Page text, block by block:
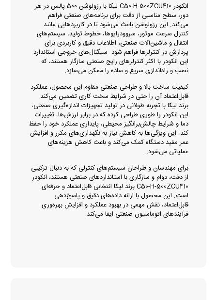
انکودر C50-H-500ZCU410 لیکا با رزولوشن 500 پالس در هر
دور، سطح مناسبی از دقت برای برنامه‌های صنعتی فراهم
می‌کند. این رزولوشن باعث می‌شود تا در کاربردهایی مانند
کنترل سرعت موتور، سروودرایوها، خطوط تولید، سیستم‌های
انتقال و ماشین‌آلات صنعتی، اطلاعات دقیق و کاربردی برای
پردازش در کنترلرها فراهم شود. سیگنال‌های خروجی استاندارد
این انکودر با اکثر کنترلرهای رایج صنعتی سازگار هستند، که
نصب و راه‌اندازی سریع و ساده را ممکن می‌سازد.
کیفیت ساخت بالا و طراحی صنعتی مقاوم این محصول، عملکرد
قابل‌اعتماد آن را حتی در شرایط سخت کاری تضمین می‌کند.
برند لیکا با تجربه طولانی در تولید تجهیزات اندازه‌گیری صنعتی،
این انکودر را طوری طراحی کرده که در برابر لرزش‌ها، تغییرات
دما و شرایط چالش‌برانگیز محیطی، پایداری عملکرد خود را حفظ
کند. این ویژگی‌ها به کاهش نیاز به نگهداری‌های مکرر و افزایش
عمر مفید دستگاه کمک می‌کند و باعث کاهش هزینه‌های
عملیاتی می‌شود.
برای مهندسان و طراحان سیستم‌های کنترلی که به دنبال ترکیبی
از دقت، دوام و سازگاری با استانداردهای صنعتی هستند، انکودر
C50-H-500ZCU410 برند لیکا انتخابی قابل‌اعتماد و حرفه‌ای
است. این محصول با ارائه داده‌های دقیق و پاسخ‌دهی
قابل‌اعتماد، نقش مهمی در بهبود عملکرد و افزایش بهره‌وری
فرآیندهای اتوماسیون صنعتی ایفا می‌کند.